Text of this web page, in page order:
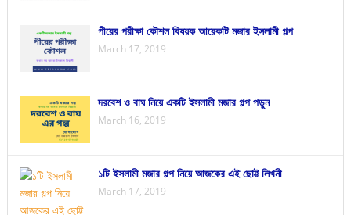
পীরের পরীক্ষা কৌশল বিষয়ক আরেকটি মজার ইসলামী গল্প
March 17, 2019
দরবেশ ও বাঘ নিয়ে একটি ইসলামী মজার গল্প পড়ুন
March 16, 2019
১টি ইসলামী মজার গল্প নিয়ে আজকের এই ছোট্ট লিখনী
March 17, 2019